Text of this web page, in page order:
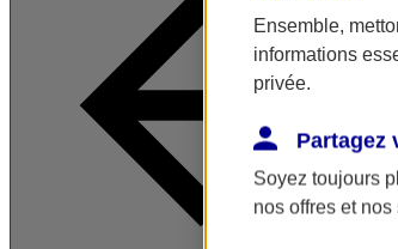
Ensemble,
informations
privée.
Partagez
Soyez toujours
nos offres et nos